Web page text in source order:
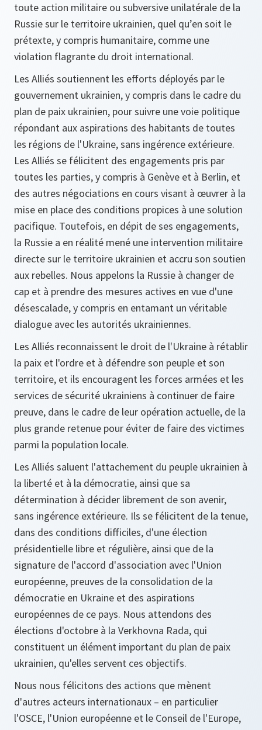
toute action militaire ou subversive unilatérale de la
Russie sur le territoire ukrainien, quel qu’en soit le
prétexte, y compris humanitaire, comme une
violation flagrante du droit international.
Les Alliés soutiennent les efforts déployés par le
gouvernement ukrainien, y compris dans le cadre du
plan de paix ukrainien, pour suivre une voie politique
répondant aux aspirations des habitants de toutes
les régions de l'Ukraine, sans ingérence extérieure.
Les Alliés se félicitent des engagements pris par
toutes les parties, y compris à Genève et à Berlin, et
des autres négociations en cours visant à œuvrer à la
mise en place des conditions propices à une solution
pacifique. Toutefois, en dépit de ses engagements,
la Russie a en réalité mené une intervention militaire
directe sur le territoire ukrainien et accru son soutien
aux rebelles. Nous appelons la Russie à changer de
cap et à prendre des mesures actives en vue d'une
désescalade, y compris en entamant un véritable
dialogue avec les autorités ukrainiennes.
Les Alliés reconnaissent le droit de l'Ukraine à rétablir
la paix et l'ordre et à défendre son peuple et son
territoire, et ils encouragent les forces armées et les
services de sécurité ukrainiens à continuer de faire
preuve, dans le cadre de leur opération actuelle, de la
plus grande retenue pour éviter de faire des victimes
parmi la population locale.
Les Alliés saluent l'attachement du peuple ukrainien à
la liberté et à la démocratie, ainsi que sa
détermination à décider librement de son avenir,
sans ingérence extérieure. Ils se félicitent de la tenue,
dans des conditions difficiles, d'une élection
présidentielle libre et régulière, ainsi que de la
signature de l'accord d'association avec l'Union
européenne, preuves de la consolidation de la
démocratie en Ukraine et des aspirations
européennes de ce pays. Nous attendons des
élections d'octobre à la Verkhovna Rada, qui
constituent un élément important du plan de paix
ukrainien, qu'elles servent ces objectifs.
Nous nous félicitons des actions que mènent
d'autres acteurs internationaux – en particulier
l'OSCE, l'Union européenne et le Conseil de l'Europe,